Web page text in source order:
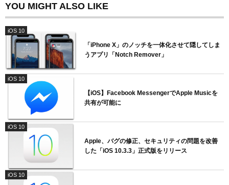
YOU MIGHT ALSO LIKE
iOS 10
「iPhone X」のノッチを一体化させて隠してしま
うアプリ「Notch Remover」
iOS 10
【iOS】Facebook MessengerでApple Musicを
共有が可能に
iOS 10
Apple、バグの修正、セキュリティの問題を改善
した「iOS 10.3.3」正式版をリリース
iOS 10